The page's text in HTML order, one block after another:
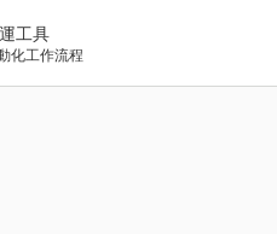
工具
化工作流程